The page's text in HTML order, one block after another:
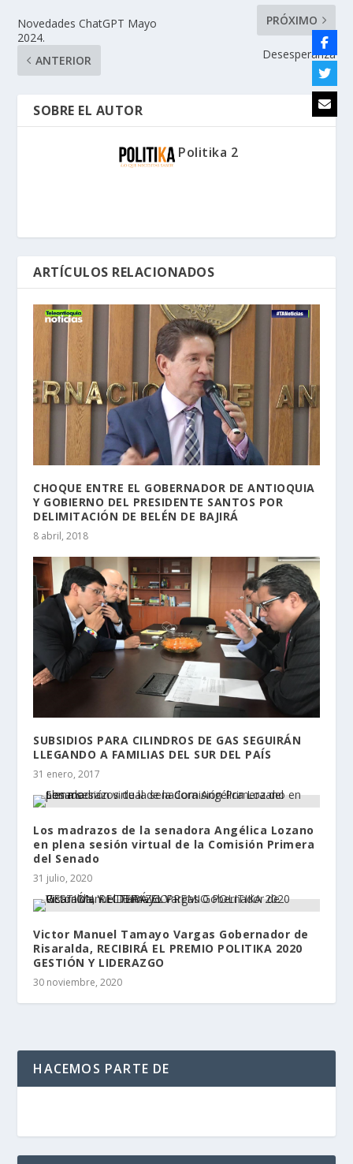
Novedades ChatGPT Mayo
2024.
ANTERIOR
PRÓXIMO
Desesperanza
SOBRE EL AUTOR
Politika 2
ARTÍCULOS RELACIONADOS
CHOQUE ENTRE EL GOBERNADOR DE ANTIOQUIA
Y GOBIERNO DEL PRESIDENTE SANTOS POR
DELIMITACIÓN DE BELÉN DE BAJIRÁ
8 abril, 2018
SUBSIDIOS PARA CILINDROS DE GAS SEGUIRÁN
LLEGANDO A FAMILIAS DEL SUR DEL PAÍS
31 enero, 2017
Los madrazos de la senadora Angélica Lozano
en plena sesión virtual de la Comisión Primera
del Senado
31 julio, 2020
Victor Manuel Tamayo Vargas Gobernador de
Risaralda, RECIBIRÁ EL PREMIO POLITIKA 2020
GESTIÓN Y LIDERAZGO
30 noviembre, 2020
HACEMOS PARTE DE